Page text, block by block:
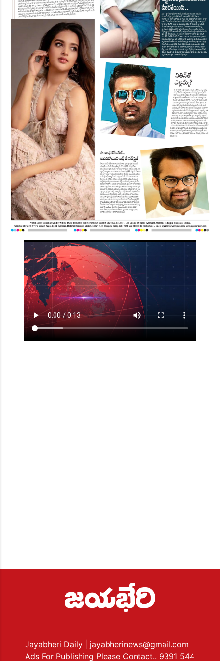
Jayabheri Daily
| jayabherinews@gmail.com
Ads For Publishing Please Contact.. 9391 544